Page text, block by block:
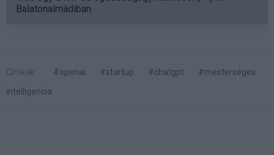
Balatonalmádiban.
Címkék: #openai #startup #chatgpt
#mesterséges
intelligencia